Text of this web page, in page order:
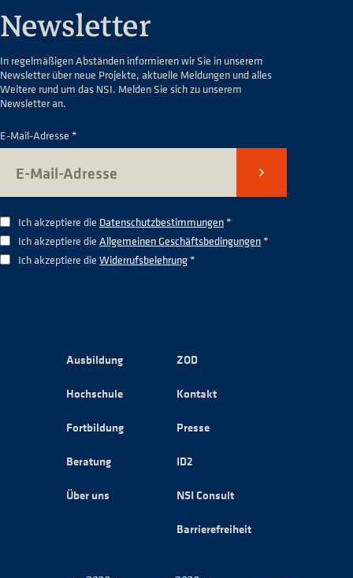
Newsletter
In regelmäßigen Abständen informieren wir Sie in unserem
Newsletter über neue Projekte, aktuelle Meldungen und alles
Weitere rund um das NSI. Melden Sie sich zu unserem
Newsletter an.
E-Mail-Adresse *
Senden
Ich akzeptiere die Datenschutzbestimmungen*
Ich akzeptiere die Allgemeinen Geschäftsbedingungen*
Ich akzeptiere die Widerrufsbelehrung*
Ausbildung
Hochschule
Fortbildung
Beratung
Über uns
ZOD
Kontakt
Presse
ID2
NSI Consult
Barrierefreiheit